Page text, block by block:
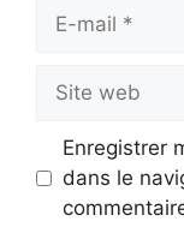
Site
web
Enregistrer
dans le